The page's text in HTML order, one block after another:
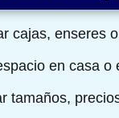
cajas, enseres
en casa o
tamaños,